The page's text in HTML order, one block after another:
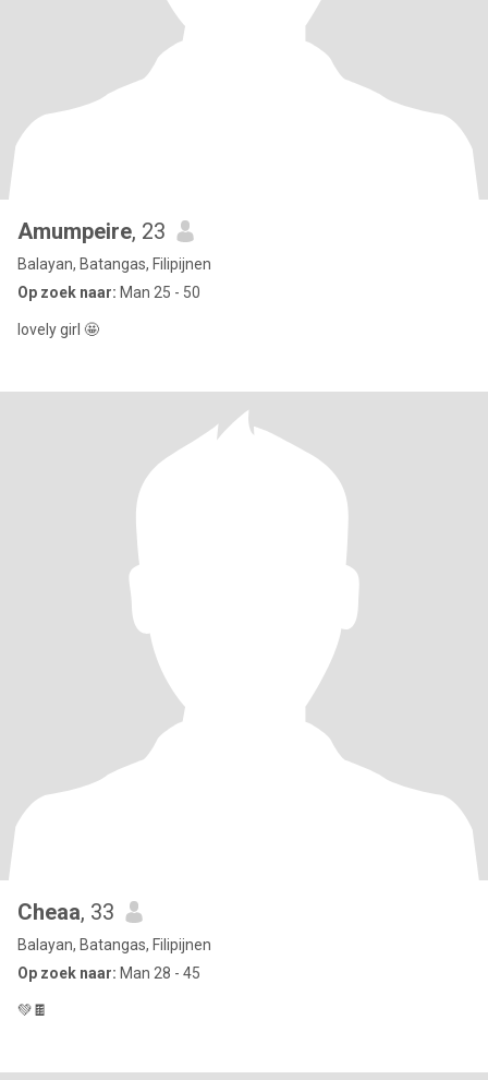
Amumpeire, 23
Balayan, Batangas, Filipijnen
Op zoek naar: Man 25 - 50
lovely girl 🤩
Cheaa, 33
Balayan, Batangas, Filipijnen
Op zoek naar: Man 28 - 45
💚🍫